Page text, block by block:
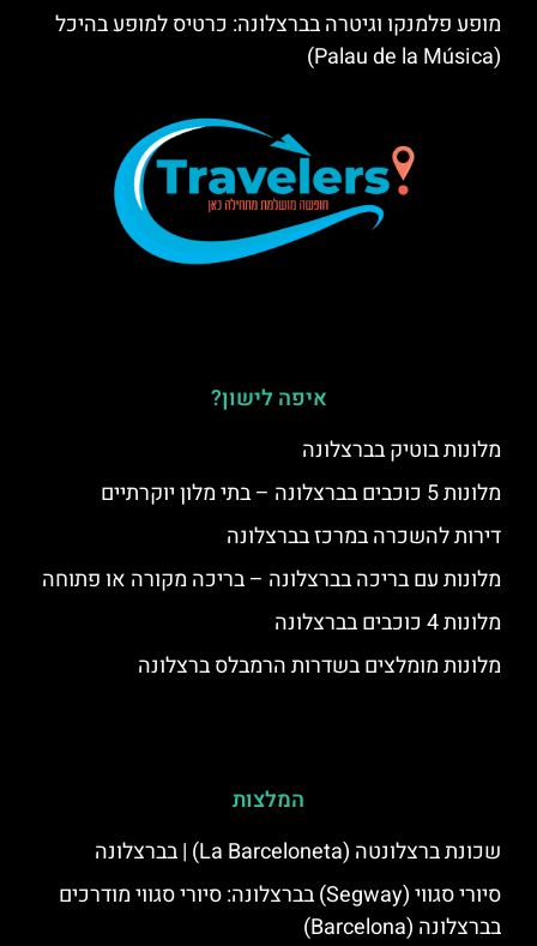
מופע פלמנקו וגיטרה בברצלונה: כרטיס למופע בהיכל
(Palau de la Música)
איפה לישון?
מלונות בוטיק בברצלונה
מלונות 5 כוכבים בברצלונה – בתי מלון יוקרתיים
דירות להשכרה במרכז בברצלונה
מלונות עם בריכה בברצלונה – בריכה מקורה או פתוחה
מלונות 4 כוכבים בברצלונה
מלונות מומלצים בשדרות הרמבלס ברצלונה
המלצות
שכונת ברצלונטה (La Barceloneta) | בברצלונה
סיורי סגווי (Segway) בברצלונה: סיורי סגווי מודרכים
בברצלונה (Barcelona)